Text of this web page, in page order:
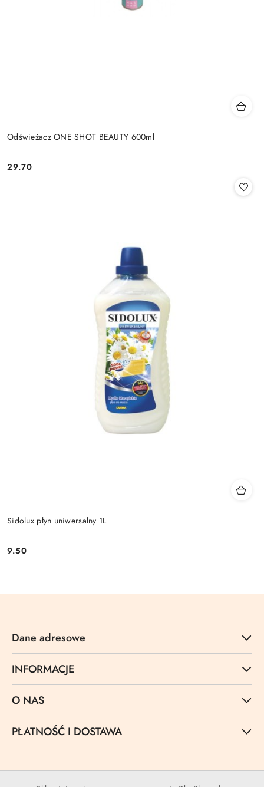
Odświeżacz ONE SHOT BEAUTY 600ml
Cena:
29.70
Sidolux płyn uniwersalny 1L
Cena:
9.50
Dane adresowe
INFORMACJE
O NAS
PŁATNOŚĆ I DOSTAWA